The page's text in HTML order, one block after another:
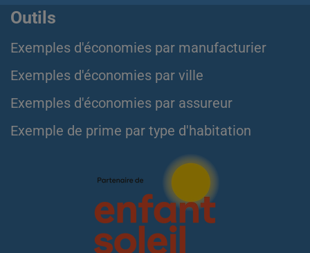
Outils
Exemples d'économies par manufacturier
Exemples d'économies par ville
Exemples d'économies par assureur
Exemple de prime par type d'habitation